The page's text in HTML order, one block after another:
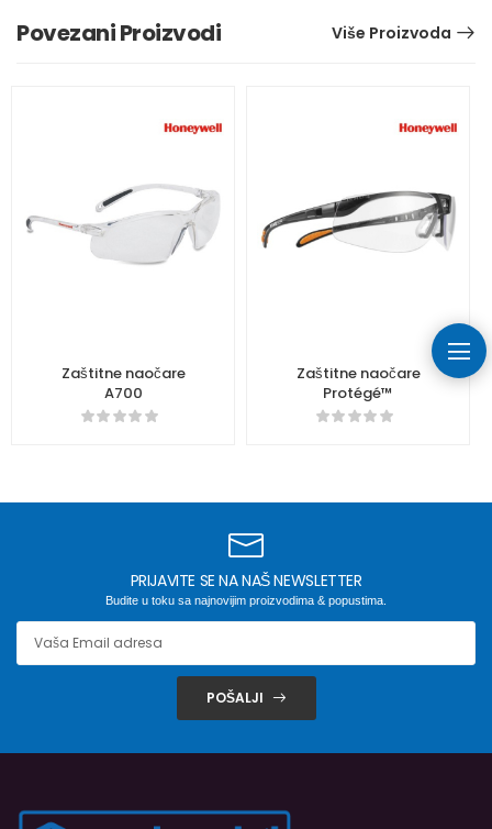
Povezani Proizvodi Više Proizvoda
Zaštitne naočare
A700
Zaštitne naočare
Protégé™
PRIJAVITE SE NA NAŠ NEWSLETTER
Budite u toku sa najnovijim proizvodima & popustima.
POŠALJI